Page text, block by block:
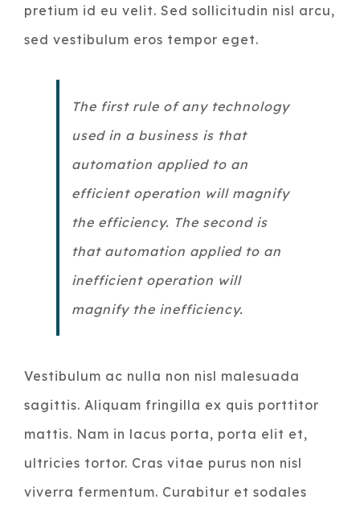
pretium id eu velit. Sed sollicitudin nisl arcu,
sed vestibulum eros tempor eget.
The first rule of any technology
used in a business is that
automation applied to an
efficient operation will magnify
the efficiency. The second is
that automation applied to an
inefficient operation will
magnify the inefficiency.
Vestibulum ac nulla non nisl malesuada
sagittis. Aliquam fringilla ex quis porttitor
mattis. Nam in lacus porta, porta elit et,
ultricies tortor. Cras vitae purus non nisl
viverra fermentum. Curabitur et sodales